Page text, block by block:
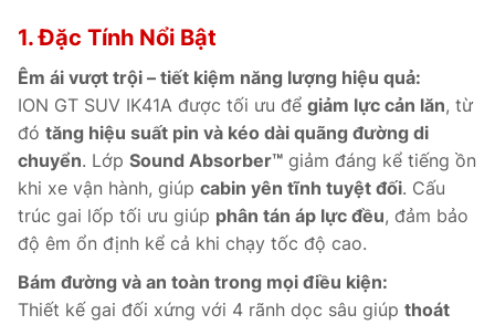
1. Đặc Tính Nổi Bật
Êm ái vượt trội – tiết kiệm năng lượng hiệu quả:
ION GT SUV IK41A được tối ưu để giảm lực cản lăn, từ
đó tăng hiệu suất pin và kéo dài quãng đường di
chuyển. Lớp Sound Absorber™ giảm đáng kể tiếng ồn
khi xe vận hành, giúp cabin yên tĩnh tuyệt đối. Cấu
trúc gai lốp tối ưu giúp phân tán áp lực đều, đảm bảo
độ êm ổn định kể cả khi chạy tốc độ cao.
Bám đường và an toàn trong mọi điều kiện:
Thiết kế gai đối xứng với 4 rãnh dọc sâu giúp thoát